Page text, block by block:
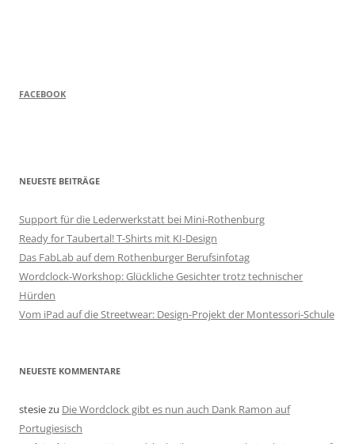
FACEBOOK
NEUESTE BEITRÄGE
Support für die Lederwerkstatt bei Mini-Rothenburg
Ready for Taubertal! T-Shirts mit KI-Design
Das FabLab auf dem Rothenburger Berufsinfotag
Wordclock-Workshop: Glückliche Gesichter trotz technischer
Hürden
Vom iPad auf die Streetwear: Design-Projekt der Montessori-Schule
NEUESTE KOMMENTARE
stesiezu Die Wordclock gibt es nun auch Dank Ramon auf
Portugiesisch